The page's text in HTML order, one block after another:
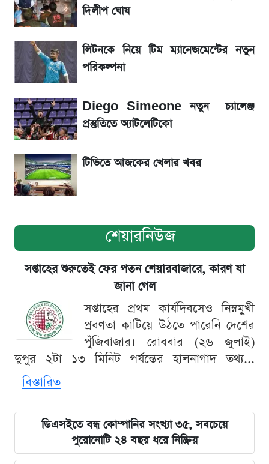
খবর
একদিনের ব্যবধানে আজকের সোনার দাম
ড. ইউনূস বনাম তারেক রহমান—তুলনায় যা বললেন
কাদের সিদ্দিকী
দিলীপ ঘোষ
লিটনকে নিয়ে টিম ম্যানেজমেন্টের নতুন
পরিকল্পনা
Diego Simeone নতুন চ্যালেঞ্জ
প্রস্তুতিতে অ্যাটলেটিকো
টিভিতে আজকের খেলার খবর
শেয়ারনিউজ
সপ্তাহের শুরুতেই ফের পতন শেয়ারবাজারে, কারণ যা
জানা গেল
সপ্তাহের প্রথম কার্যদিবসেও নিম্নমুখী
প্রবণতা কাটিয়ে উঠতে পারেনি দেশের
পুঁজিবাজার। রোববার (২৬ জুলাই)
দুপুর ২টা ১৩ মিনিট পর্যন্তের হালনাগাদ তথ্য...
বিস্তারিত
ডিএসইতে বন্ধ কোম্পানির সংখ্যা ৩৫, সবচেয়ে
পুরোনোটি ২৪ বছর ধরে নিষ্ক্রিয়